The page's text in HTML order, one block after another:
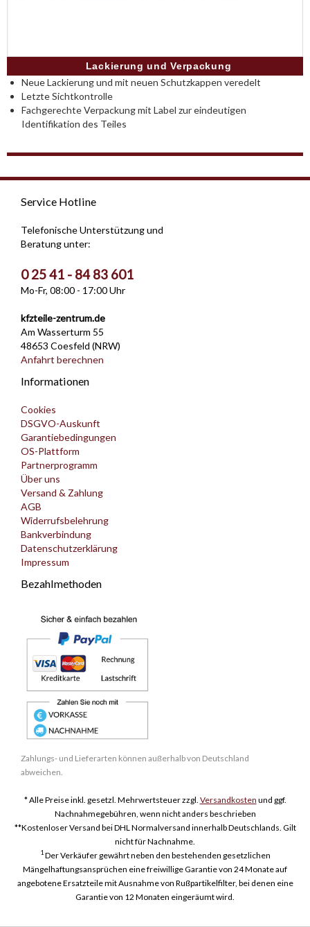
Lackierung und Verpackung
Neue Lackierung und mit neuen Schutzkappen veredelt
Letzte Sichtkontrolle
Fachgerechte Verpackung mit Label zur eindeutigen
Identifikation des Teiles
Service Hotline
Telefonische Unterstützung und
Beratung unter:
0 25 41 - 84 83 601
Mo-Fr, 08:00 - 17:00 Uhr
kfzteile-zentrum.de
Am Wasserturm 55
48653 Coesfeld (NRW)
Anfahrt berechnen
Informationen
Cookies
DSGVO-Auskunft
Garantiebedingungen
OS-Plattform
Partnerprogramm
Über uns
Versand & Zahlung
AGB
Widerrufsbelehrung
Bankverbindung
Datenschutzerklärung
Impressum
Bezahlmethoden
Zahlungs- und Lieferarten können außerhalb von Deutschland
abweichen.
* Alle Preise inkl. gesetzl. Mehrwertsteuer zzgl. Versandkosten und ggf.
Nachnahmegebühren, wenn nicht anders beschrieben
**Kostenloser Versand bei DHL Normalversand innerhalb Deutschlands. Gilt
nicht für Nachnahme.
1Der Verkäufer gewährt neben den bestehenden gesetzlichen
Mängelhaftungsansprüchen eine freiwillige Garantie von 24 Monate auf
angebotene Ersatzteile mit Ausnahme von Rußpartikelfilter, bei denen eine
Garantie von 12 Monaten eingeräumt wird.